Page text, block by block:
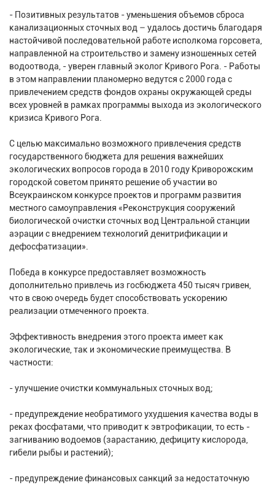
- Позитивных результатов - уменьшения объемов сброса
канализационных сточных вод – удалось достичь благодаря
настойчивой последовательной работе исполкома горсовета,
направленной на строительство и замену изношенных сетей
водоотвода, - уверен главный эколог Кривого Рога. - Работы
в этом направлении планомерно ведутся с 2000 года с
привлечением средств фондов охраны окружающей среды
всех уровней в рамках программы выхода из экологического
кризиса Кривого Рога.
С целью максимально возможного привлечения средств
государственного бюджета для решения важнейших
экологических вопросов города в 2010 году Криворожским
городской советом принято решение об участии во
Всеукраинском конкурсе проектов и программ развития
местного самоуправления «Реконструкция сооружений
биологической очистки сточных вод Центральной станции
аэрации с внедрением технологий денитрификации и
дефосфатизации».
Победа в конкурсе предоставляет возможность
дополнительно привлечь из госбюджета 450 тысяч гривен,
что в свою очередь будет способствовать ускорению
реализации отмеченного проекта.
Эффективность внедрения этого проекта имеет как
экологические, так и экономические преимущества. В
частности:
- улучшение очистки коммунальных сточных вод;
- предупреждение необратимого ухудшения качества воды в
реках фосфатами, что приводит к эвтрофикации, то есть -
загниванию водоемов (зарастанию, дефициту кислорода,
гибели рыбы и растений);
- предупреждение финансовых санкций за недостаточную